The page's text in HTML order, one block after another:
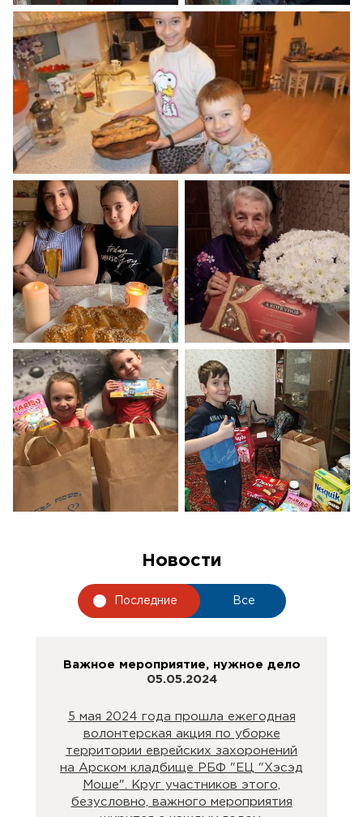
Новости
Последние Все
Важное мероприятие, нужное дело
05.05.2024
5 мая 2024 года прошла ежегодная
волонтерская акция по уборке
территории еврейских захоронений
на Арском кладбище РБФ "ЕЦ "Хэсэд
Моше". Круг участников этого,
безусловно, важного мероприятия